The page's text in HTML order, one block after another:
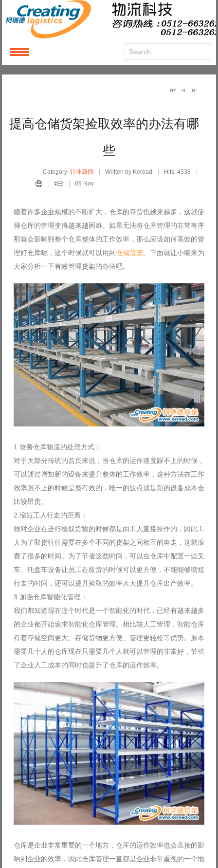
提高仓储货架捡取效率的办法有哪
些
Category:行业新闻 Written by Keread
Hits: 4338
09 Nov
随着许多企业规模的不断扩大，仓库的存货也越来越多，这就使
得仓库的管理变得越来越困难。如果无法将仓库管理的非常有序
那就会影响到整个仓库整体的工作效率，那么应该如何高效的管
理好仓库呢，这个时候就可以用到 仓储货架。下面就让小编来为
大家分析一下有效管理货架的办法吧。
1.改善仓库物流的处理方式：
对于大部分传统的首页来说，当仓库的运作速度跟不上的时候，
可以通过增加新的设备来提升整体的工作效率，这种方法在工作
效率跟不上的时候是最有效的，唯一的缺点就是新的设备成本会
比较昂贵。
2.缩短工人行走的距离：
很对企业在进行捡取货物的时候都是由工人直接操作的，因此工
人为了取货往往需要在多个不同的货架之间相互的奔走，这就浪
费了很多的时间。为了节省这些时间，可以在仓库中配置一些叉
车、托盘车设备让员工在取货的时候可以更方便，不能能够缩短
行走的时间，还可以提升捡取的效率大大提升仓库出产效率。
3.加强仓库智能化管理：
我们都知道现在这个时代是一个智能化的时代，已经有越来越多
的企业都开始追求智能化仓库管理。相比较人工管理，智能仓库
有着存储空间更大、存储货物更方便、管理更轻松等优势。原本
需要几十人的仓库现在只需要几个人就可以管理的非常好，节省
了企业人工成本的同时也提升了仓库的运作效率。
仓库是企业非常重要的一个地方，仓库的运作效率也会直接的影
响到企业的效率，因此仓库管理一直都是企业非常重视的一个地
LoginorRegister
Remember Me
Log in with Facebook
Forgot your password?
Forgot your username?